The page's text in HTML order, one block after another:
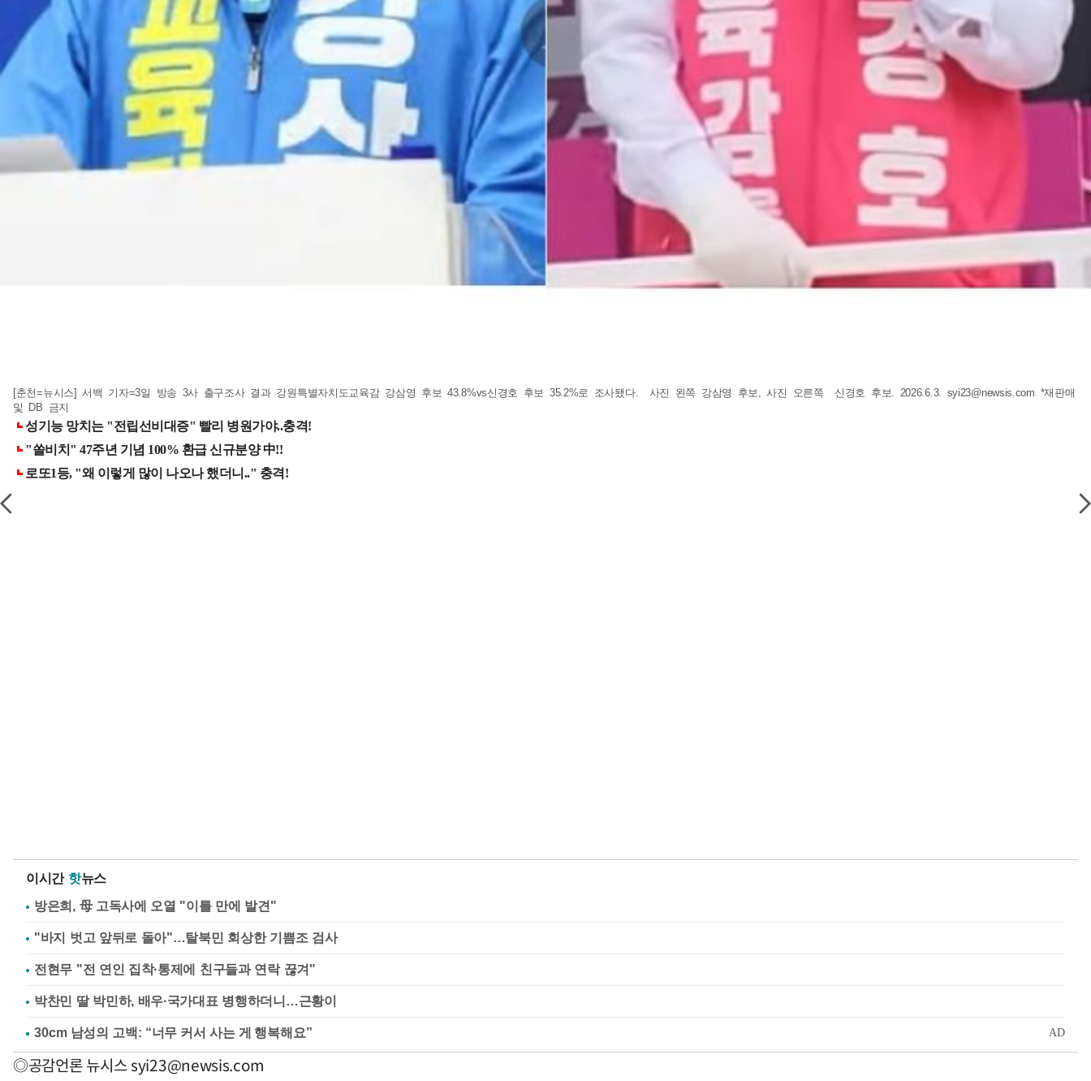
[춘천=뉴시스] 서백 기자=3일 방송 3사 출구조사 결과 강원특별자치도교육감 강삼영 후보 43.8%vs신경호 후보 35.2%로 조사됐다. 사진 왼쪽 강삼영 후보, 사진 오른쪽 신경호 후보. 2026.6.3. syi23@newsis.com *재판매
및 DB 금지
이시간 핫뉴스
방은희, 母 고독사에 오열 "이틀 만에 발견"
"바지 벗고 앞뒤로 돌아"…탈북민 회상한 기쁨조 검사
전현무 "전 연인 집착·통제에 친구들과 연락 끊겨"
박찬민 딸 박민하, 배우·국가대표 병행하더니…근황이
◎공감언론 뉴시스syi23@newsis.com